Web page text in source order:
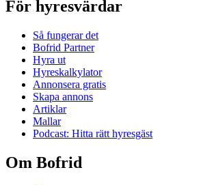
För hyresvärdar
Så fungerar det
Bofrid Partner
Hyra ut
Hyreskalkylator
Annonsera gratis
Skapa annons
Artiklar
Mallar
Podcast: Hitta rätt hyresgäst
Om Bofrid